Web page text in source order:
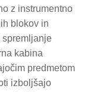
z instrumentno
blokov in
spremljanje
kabina
predmetom
izboljšajo